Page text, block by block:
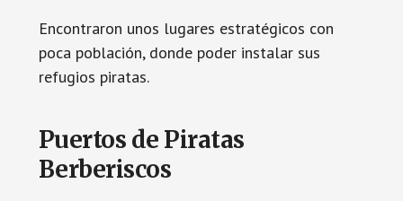
Encontraron unos lugares estratégicos con
poca población, donde poder instalar sus
refugios piratas.
Puertos de Piratas
Berberiscos